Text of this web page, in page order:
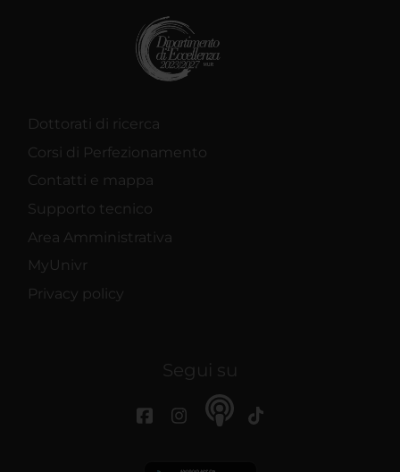
Dottorati di ricerca
Corsi di Perfezionamento
Contatti e mappa
Supporto tecnico
Area Amministrativa
MyUnivr
Privacy policy
Segui su